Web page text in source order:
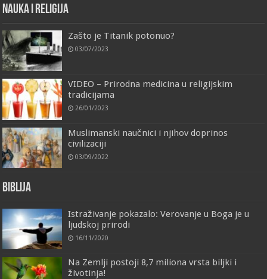
Nauka i religija
Zašto je Titanik potonuo?
03/07/2023
VIDEO – Prirodna medicina u religijskim
tradicijama
26/01/2023
Muslimanski naučnici i njihov doprinos
civilizaciji
03/09/2022
Biblija
Istraživanje pokazalo: Verovanje u Boga je u
ljudskoj prirodi
16/11/2020
Na Zemlji postoji 8,7 miliona vrsta biljki i
životinja!